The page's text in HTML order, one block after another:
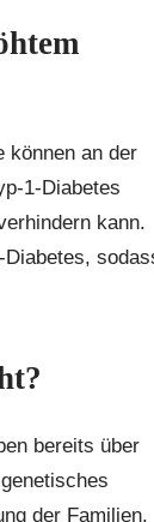
können an der
1-Diabetes
kann.
bereits über
der Familien.